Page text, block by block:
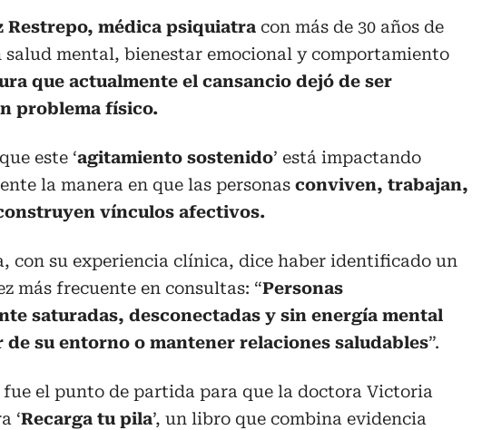
Restrepo, médica psiquiatra con más de 30 años de
salud mental, bienestar emocional y comportamiento
que actualmente el cansancio dejó de ser
problema físico.
este ‘agitamiento sostenido’ está impactando
la manera en que las personas conviven, trabajan,
vínculos afectivos.
con su experiencia clínica, dice haber identificado un
más frecuente en consultas: “Personas
saturadas, desconectadas y sin energía mental
su entorno o mantener relaciones saludables”.
el punto de partida para que la doctora Victoria
‘Recarga tu pila’, un libro que combina evidencia